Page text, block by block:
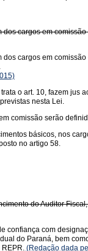
cargos em
cargos em
o art. 10, fazem
nesta Lei.
comissão serão
básicos, nos
no artigo 58.
Da Função
do Auditor
confiança com
do Paraná, bem
(Redação dada